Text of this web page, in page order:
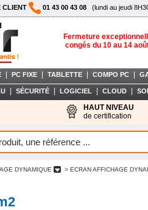
CLIENT 01 43 00 43 08 (lundi au jeudi
Fermeture
congés du 10 au 14
PC FIXE TABLETTE COMPO PC
SÉCURITÉ LOGICIEL CLOUD
HAUT NIVEAU
de certification
DYNAMIQUE > ECRAN AFFICHAGE